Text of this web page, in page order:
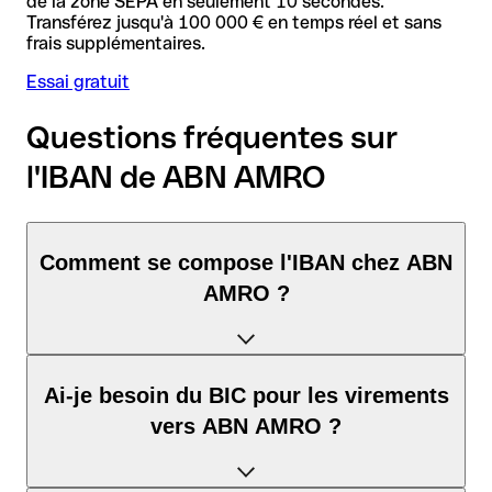
Transférez jusqu'à 100 000 € en temps réel et sans
frais supplémentaires.
Essai gratuit
Questions fréquentes sur
l'IBAN de ABN AMRO
Comment se compose l'IBAN chez ABN
AMRO ?
L'IBAN aux Pays-Bas se compose exactement de 18
caractères et comprend trois éléments :
Ai-je besoin du BIC pour les virements
vers ABN AMRO ?